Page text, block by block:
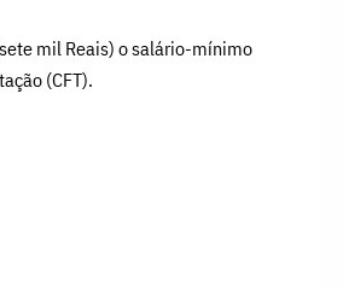
mil Reais) o salário-mínimo
(CFT).